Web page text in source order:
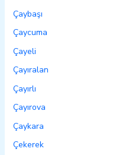
Çaybaşı
Çaycuma
Çayeli
Çayıralan
Çayırlı
Çayırova
Çaykara
Çekerek